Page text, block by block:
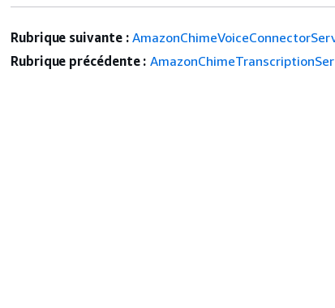
Rubrique suivante :
Rubrique précédente :